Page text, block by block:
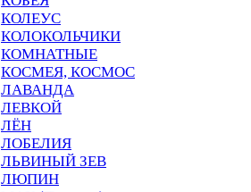
КОЛЕУС
КОЛОКОЛЬЧИКИ
КОМНАТНЫЕ
КОСМЕЯ, КОСМОС
ЛАВАНДА
ЛЕВКОЙ
ЛЁН
ЛОБЕЛИЯ
ЛЬВИНЫЙ ЗЕВ
ЛЮПИН